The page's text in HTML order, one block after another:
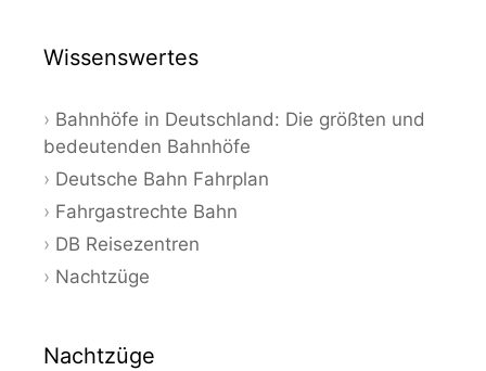
Wissenswertes
Bahnhöfe in Deutschland: Die größten und
bedeutenden Bahnhöfe
Deutsche Bahn Fahrplan
Fahrgastrechte Bahn
DB Reisezentren
Nachtzüge
Nachtzüge